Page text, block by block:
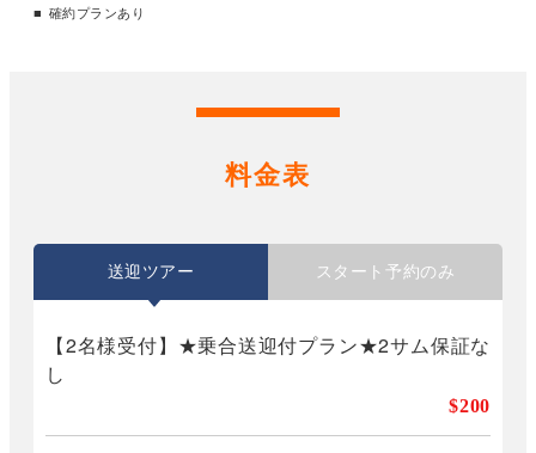
確約プランあり
料金表
送迎ツアー スタート予約のみ
【2名様受付】★乗合送迎付プラン★2サム保証な
し
$200